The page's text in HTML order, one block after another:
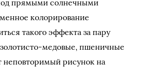
прямыми солнечными
колорирование
такого эффекта за пару
медовые, пшеничные
неповторимый рисунок на